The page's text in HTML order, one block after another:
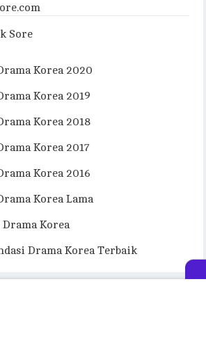
Sore
Korea 2020
Korea 2019
Korea 2018
Korea 2017
Korea 2016
Korea Lama
Korea
Drama Korea Terbaik